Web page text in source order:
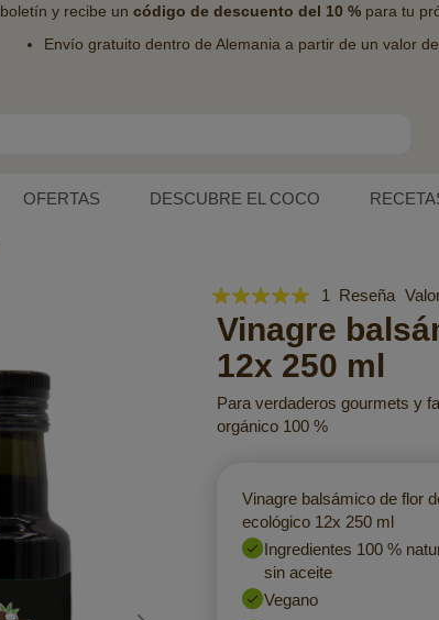
boletín y recibe un código de descuento del 10 %para tu
Envío gratuito dentro de Alemania a partir de un valor
OFERTAS DESCUBRE EL COCO
Valoración:
100
% of100
1 Reseña
Vinagre
12x 250 ml
Para verdaderos gourmets y
orgánico 100 %
Vinagre balsámico de flor
ecológico 12x 250 ml
Ingredientes 100 %
sin aceite
Vegano